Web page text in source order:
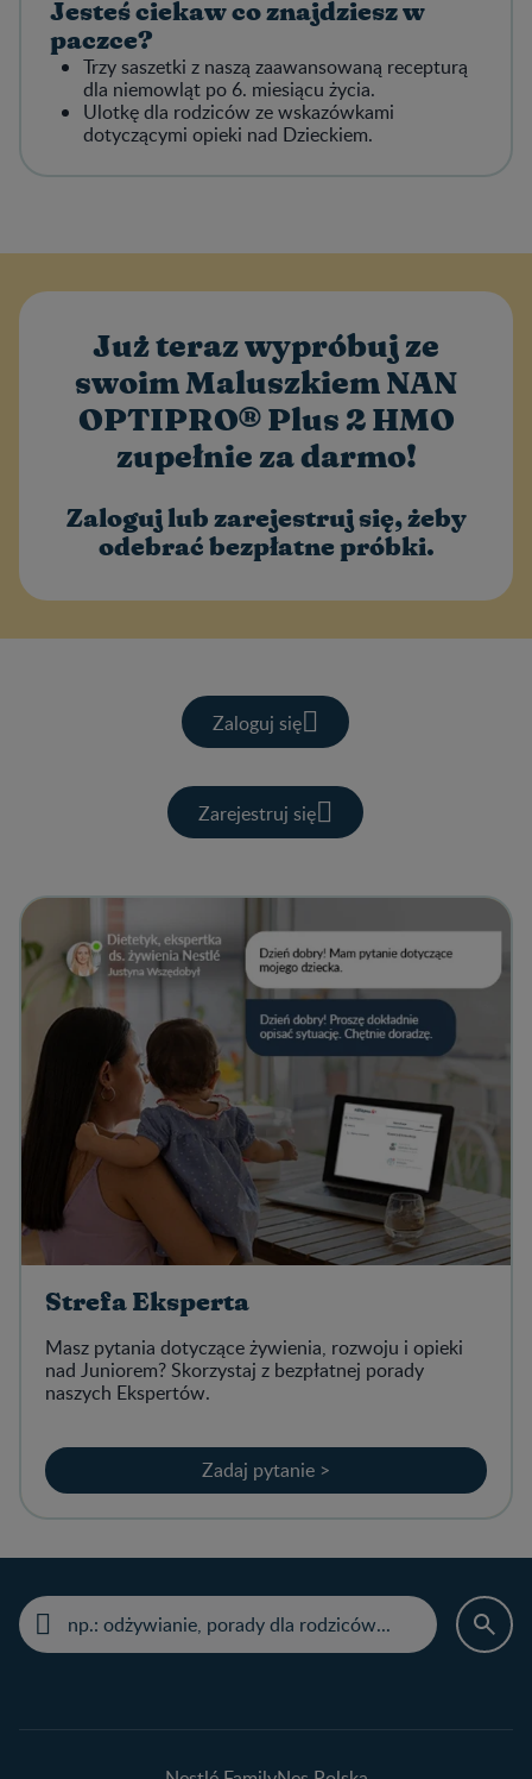
Jesteś ciekaw co znajdziesz w
paczce?
Trzy saszetki z naszą zaawansowaną recepturą
dla niemowląt po 6. miesiącu życia.
Ulotkę dla rodziców ze wskazówkami
dotyczącymi opieki nad Dzieckiem.
Już teraz wypróbuj ze
swoim Maluszkiem NAN
OPTIPRO® Plus 2 HMO
zupełnie za darmo!
Zaloguj lub zarejestruj się, żeby
odebrać bezpłatne próbki.
Zaloguj się
Zarejestruj się
Strefa Eksperta
Masz pytania dotyczące żywienia, rozwoju i opieki
nad Juniorem? Skorzystaj z bezpłatnej porady
naszych Ekspertów.
Zadaj pytanie >